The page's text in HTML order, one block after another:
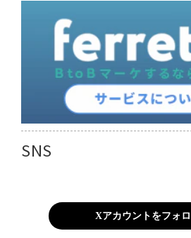
SNS
Xアカウントをフォ